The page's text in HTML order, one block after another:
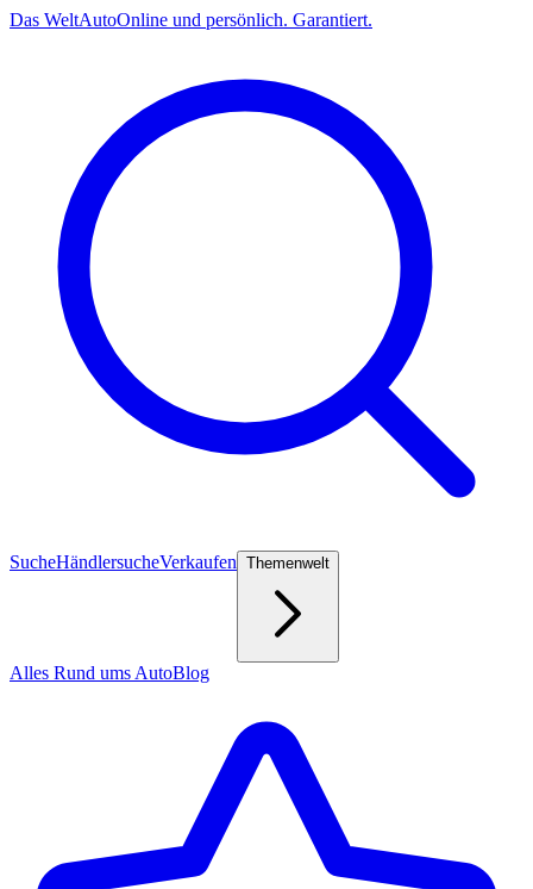
Das WeltAutoOnline und persönlich. Garantiert.
SucheHändlersucheVerkaufen Themenwelt
Alles Rund ums AutoBlog